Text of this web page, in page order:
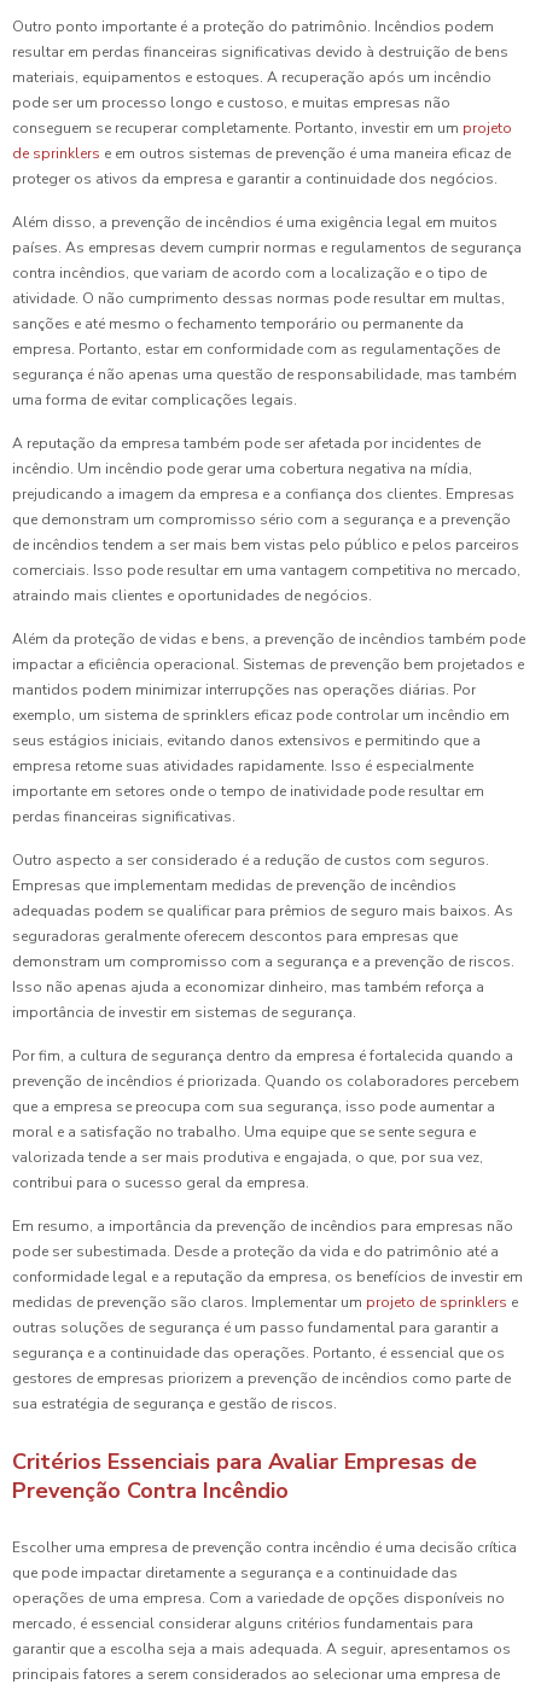
Outro ponto importante é a proteção do patrimônio. Incêndios podem
resultar em perdas financeiras significativas devido à destruição de bens
materiais, equipamentos e estoques. A recuperação após um incêndio
pode ser um processo longo e custoso, e muitas empresas não
conseguem se recuperar completamente. Portanto, investir em um projeto
de sprinklers e em outros sistemas de prevenção é uma maneira eficaz de
proteger os ativos da empresa e garantir a continuidade dos negócios.
Além disso, a prevenção de incêndios é uma exigência legal em muitos
países. As empresas devem cumprir normas e regulamentos de segurança
contra incêndios, que variam de acordo com a localização e o tipo de
atividade. O não cumprimento dessas normas pode resultar em multas,
sanções e até mesmo o fechamento temporário ou permanente da
empresa. Portanto, estar em conformidade com as regulamentações de
segurança é não apenas uma questão de responsabilidade, mas também
uma forma de evitar complicações legais.
A reputação da empresa também pode ser afetada por incidentes de
incêndio. Um incêndio pode gerar uma cobertura negativa na mídia,
prejudicando a imagem da empresa e a confiança dos clientes. Empresas
que demonstram um compromisso sério com a segurança e a prevenção
de incêndios tendem a ser mais bem vistas pelo público e pelos parceiros
comerciais. Isso pode resultar em uma vantagem competitiva no mercado,
atraindo mais clientes e oportunidades de negócios.
Além da proteção de vidas e bens, a prevenção de incêndios também pode
impactar a eficiência operacional. Sistemas de prevenção bem projetados e
mantidos podem minimizar interrupções nas operações diárias. Por
exemplo, um sistema de sprinklers eficaz pode controlar um incêndio em
seus estágios iniciais, evitando danos extensivos e permitindo que a
empresa retome suas atividades rapidamente. Isso é especialmente
importante em setores onde o tempo de inatividade pode resultar em
perdas financeiras significativas.
Outro aspecto a ser considerado é a redução de custos com seguros.
Empresas que implementam medidas de prevenção de incêndios
adequadas podem se qualificar para prêmios de seguro mais baixos. As
seguradoras geralmente oferecem descontos para empresas que
demonstram um compromisso com a segurança e a prevenção de riscos.
Isso não apenas ajuda a economizar dinheiro, mas também reforça a
importância de investir em sistemas de segurança.
Por fim, a cultura de segurança dentro da empresa é fortalecida quando a
prevenção de incêndios é priorizada. Quando os colaboradores percebem
que a empresa se preocupa com sua segurança, isso pode aumentar a
moral e a satisfação no trabalho. Uma equipe que se sente segura e
valorizada tende a ser mais produtiva e engajada, o que, por sua vez,
contribui para o sucesso geral da empresa.
Em resumo, a importância da prevenção de incêndios para empresas não
pode ser subestimada. Desde a proteção da vida e do patrimônio até a
conformidade legal e a reputação da empresa, os benefícios de investir em
medidas de prevenção são claros. Implementar um projeto de sprinklers e
outras soluções de segurança é um passo fundamental para garantir a
segurança e a continuidade das operações. Portanto, é essencial que os
gestores de empresas priorizem a prevenção de incêndios como parte de
sua estratégia de segurança e gestão de riscos.
Critérios Essenciais para Avaliar Empresas de
Prevenção Contra Incêndio
Escolher uma empresa de prevenção contra incêndio é uma decisão crítica
que pode impactar diretamente a segurança e a continuidade das
operações de uma empresa. Com a variedade de opções disponíveis no
mercado, é essencial considerar alguns critérios fundamentais para
garantir que a escolha seja a mais adequada. A seguir, apresentamos os
principais fatores a serem considerados ao selecionar uma empresa de